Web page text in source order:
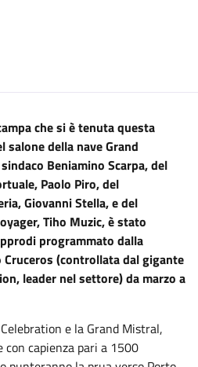
che si è tenuta questa
salone della nave Grand
Beniamino Scarpa, del
Paolo Piro, del
Giovanni Stella, e del
Tiho Muzic, è stato
programmato dalla
(controllata dal gigante
leader nel settore) da marzo a
e la Grand Mistral,
capienza pari a 1500